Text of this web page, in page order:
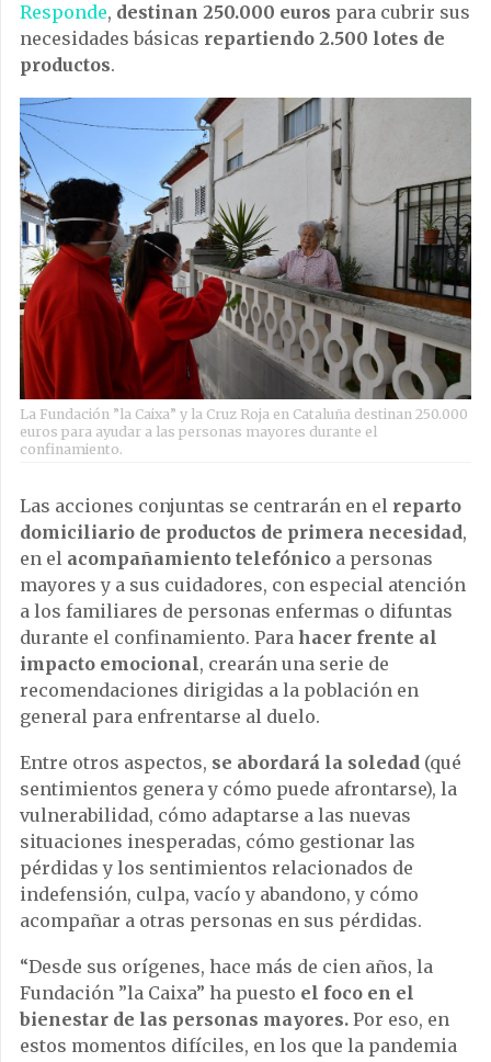
Responde, destinan 250.000 euros para cubrir sus
necesidades básicas repartiendo 2.500 lotes de
productos.
La Fundación ”la Caixa” y la Cruz Roja en Cataluña destinan 250.000
euros para ayudar a las personas mayores durante el
confinamiento.
Las acciones conjuntas se centrarán en el reparto
domiciliario de productos de primera necesidad,
en el acompañamiento telefónico a personas
mayores y a sus cuidadores, con especial atención
a los familiares de personas enfermas o difuntas
durante el confinamiento. Para hacer frente al
impacto emocional, crearán una serie de
recomendaciones dirigidas a la población en
general para enfrentarse al duelo.
Entre otros aspectos, se abordará la soledad (qué
sentimientos genera y cómo puede afrontarse), la
vulnerabilidad, cómo adaptarse a las nuevas
situaciones inesperadas, cómo gestionar las
pérdidas y los sentimientos relacionados de
indefensión, culpa, vacío y abandono, y cómo
acompañar a otras personas en sus pérdidas.
“Desde sus orígenes, hace más de cien años, la
Fundación ”la Caixa” ha puesto el foco en el
bienestar de las personas mayores. Por eso, en
estos momentos difíciles, en los que la pandemia